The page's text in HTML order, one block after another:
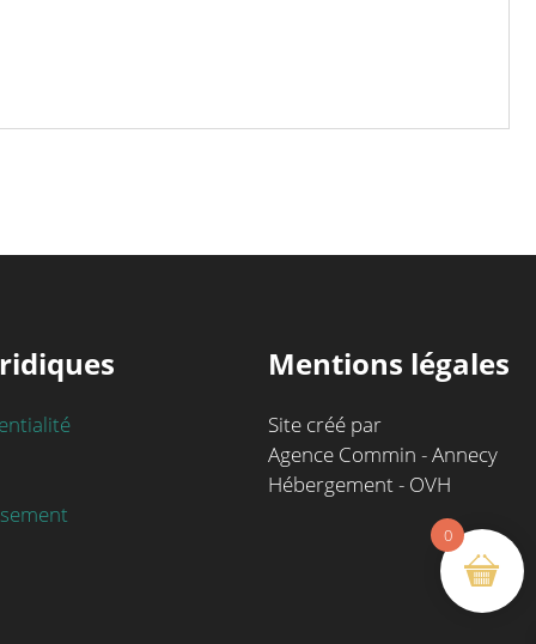
Mentions légales
Site créé par
Agence Commin - Annecy
Hébergement - OVH
0